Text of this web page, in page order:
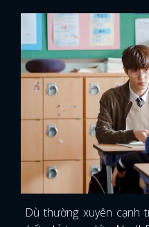
Dù thường xuyên cạnh